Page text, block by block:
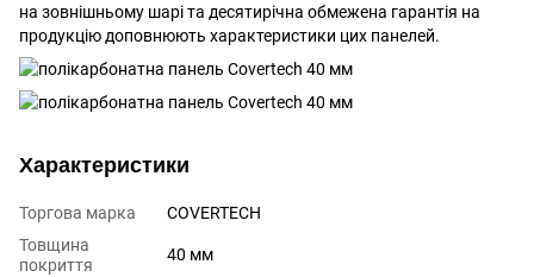
на зовнішньому шарі та десятирічна обмежена гарантія на
продукцію доповнюють характеристики цих панелей.
Характеристики
Торгова марка
COVERTECH
Товщина
покриття
40 мм